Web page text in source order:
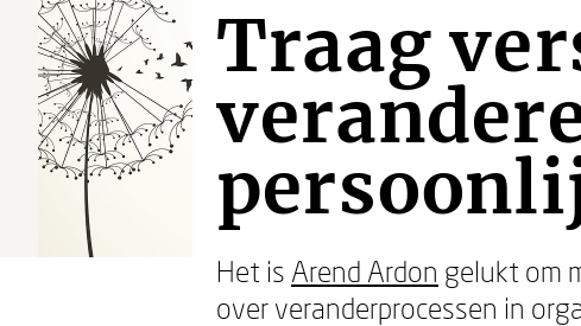
Traag
Het is Arend Ardon gelukt om
over veranderprocessen in